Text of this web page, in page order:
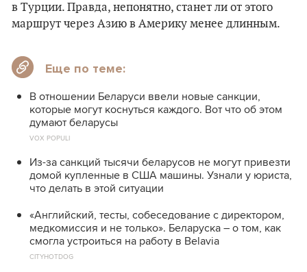
в Турции. Правда, непонятно, станет ли от этого
маршрут через Азию в Америку менее длинным.
Еще по теме:
В отношении Беларуси ввели новые санкции,
которые могут коснуться каждого. Вот что об этом
думают беларусы
VOX POPULI
Из-за санкций тысячи беларусов не могут привезти
домой купленные в США машины. Узнали у юриста,
что делать в этой ситуации
«Английский, тесты, собеседование с директором,
медкомиссия и не только». Беларуска – о том, как
смогла устроиться на работу в Belavia
CITYHOTDOG